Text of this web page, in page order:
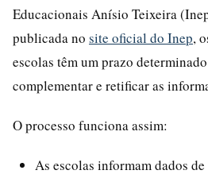
Educacionais Anísio Teixeira
publicada no site oficial do Inep,
escolas têm um prazo
complementar e retificar as
O processo funciona assim:
As escolas informam dados